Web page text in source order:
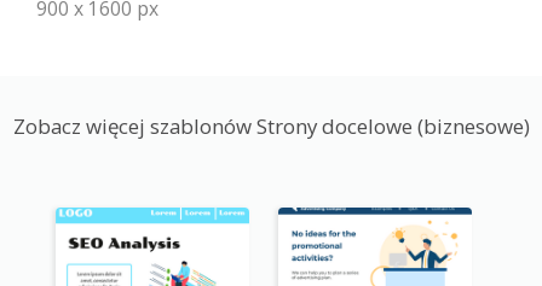
900 x 1600 px
Zobacz więcej szablonów Strony docelowe (biznesowe)